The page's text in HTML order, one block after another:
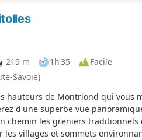
-219 m 1h 35
Facile
Savoie)
hauteurs de Montriond qui vous
d'une superbe vue
chemin les greniers
villages et sommets